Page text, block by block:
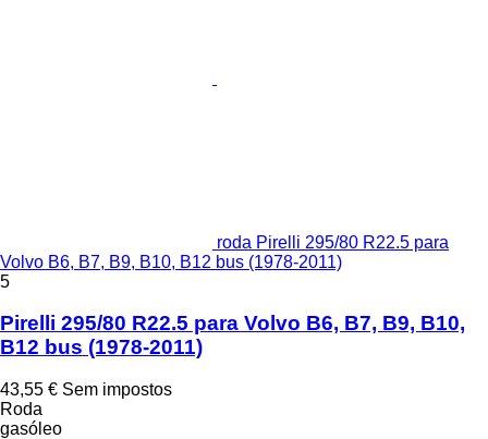
roda Pirelli 295/80 R22.5 para
Volvo B6, B7, B9, B10, B12 bus (1978-2011)
5
Pirelli 295/80 R22.5 para Volvo B6, B7, B9, B10,
B12 bus (1978-2011)
43,55 € Sem impostos
Roda
gasóleo